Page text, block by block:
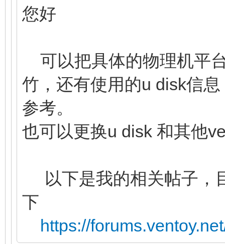
您好
可以把具体的物理机平
竹，还有使用的u disk信
参考。
也可以更换u disk 和其他
以下是我的相关帖子，
下
https://